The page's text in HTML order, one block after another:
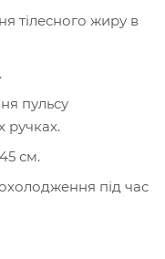
тілесного жиру в
пульсу
ручках.
см.
під час